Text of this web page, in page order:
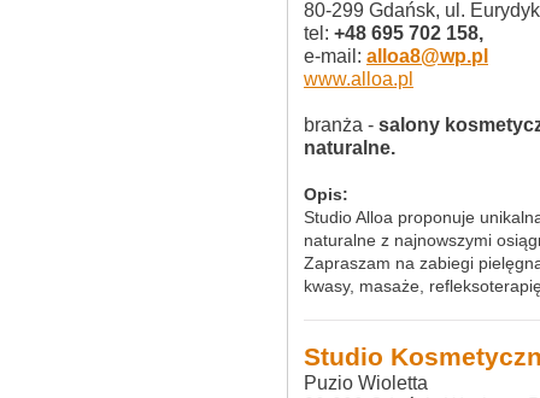
80-299 Gdańsk, ul.
tel: +48 695 702 158,
e-mail: alloa8@wp.pl
www.alloa.pl
branża - salony
naturalne.
Opis:
Studio Alloa proponuje
naturalne z najnowszymi
Zapraszam na zabiegi
kwasy, masaże,
Studio
Puzio Wioletta